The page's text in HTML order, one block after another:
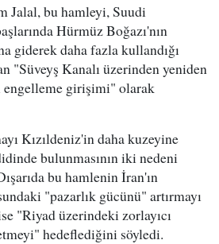
Jalal, bu hamleyi, Suudi
Hürmüz Boğazı'nın
giderek daha fazla kullandığı
"Süveyş Kanalı üzerinden yeniden
engelleme girişimi" olarak
Kızıldeniz'in daha kuzeyine
bulunmasının iki nedeni
bu hamlenin İran'ın
"pazarlık gücünü" artırmayı
"Riyad üzerindeki zorlayıcı
hedeflediğini söyledi.